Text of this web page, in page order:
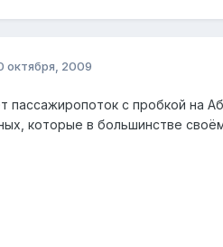
октября, 2009
пассажиропоток с пробкой на
которые в большинстве